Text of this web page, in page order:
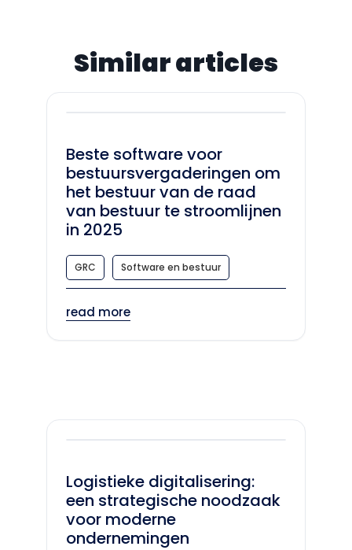
Similar articles
Beste software voor
bestuursvergaderingen om
het bestuur van de raad
van bestuur te stroomlijnen
in 2025
GRC Software en bestuur
read more
Logistieke digitalisering:
een strategische noodzaak
voor moderne
ondernemingen